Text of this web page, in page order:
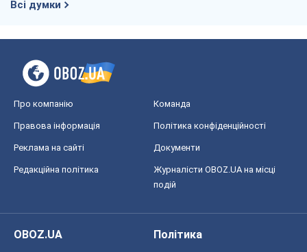
Всі думки
Про компанію Команда
Правова інформація Політика конфіденційності
Реклама на сайті Документи
Редакційна політика
Журналісти OBOZ.UA на місці
подій
OBOZ.UA
Політика